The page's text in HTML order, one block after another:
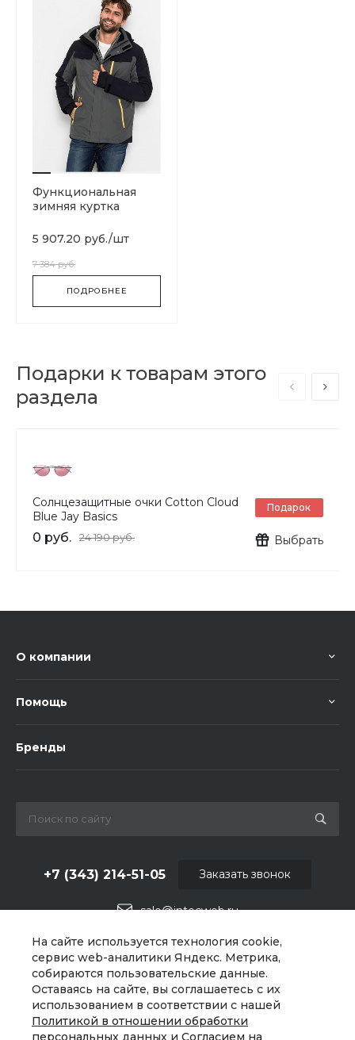
На сайте используется технология cookie,
сервис web-аналитики Яндекс. Метрика,
собираются пользовательские данные.
Оставаясь на сайте, вы соглашаетесь с их
использованием в соответствии с нашей
Политикой в отношении обработки
персональных данных и Согласием на
Функциональная
зимняя куртка
5 907.20 руб./шт
7 384 руб.
ПОДРОБНЕЕ
Подарки к товарам этого
раздела
Солнцезащитные очки Cotton Cloud
Blue Jay Basics
0 руб. 24 190 руб.
Подарок
Выбрать
О компании
Помощь
Бренды
sale@intecweb.ru
+7 (343) 214-51-05
г. Екатеринбург, Варшавское ш., 159, оф 206
Заказать звонок